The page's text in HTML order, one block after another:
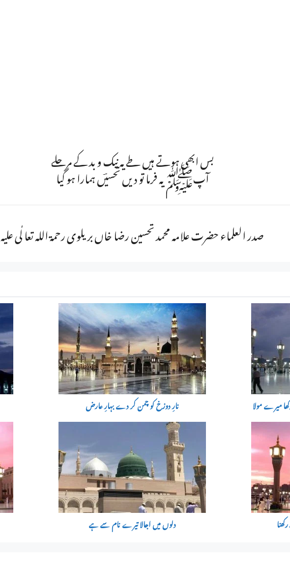
بس ابھی ہوتے ہیں طے یہ نیک و بد کے مرحلے
آپﷺ یہ فرما تو دیں تحسیؔں ہمارا ہو گیا
صدر العلماء حضرت علامہ محمد تحسین رضا خاں بریلوی رحمۃ اللہ تعا لٰی علیہ
نارِ دوزخ کو چمن کر دے بہارِ عارض میرے مولا
دلوں میں اجالا تیرے نام سے ہے